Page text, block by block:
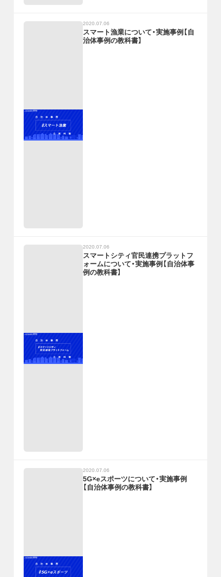
2020.07.06
スマート漁業について・実施事例【自
治体事例の教科書】
2020.07.06
スマートシティ官民連携プラットフ
ォームについて・実施事例【自治体事
例の教科書】
2020.07.06
5G×eスポーツについて・実施事例
【自治体事例の教科書】